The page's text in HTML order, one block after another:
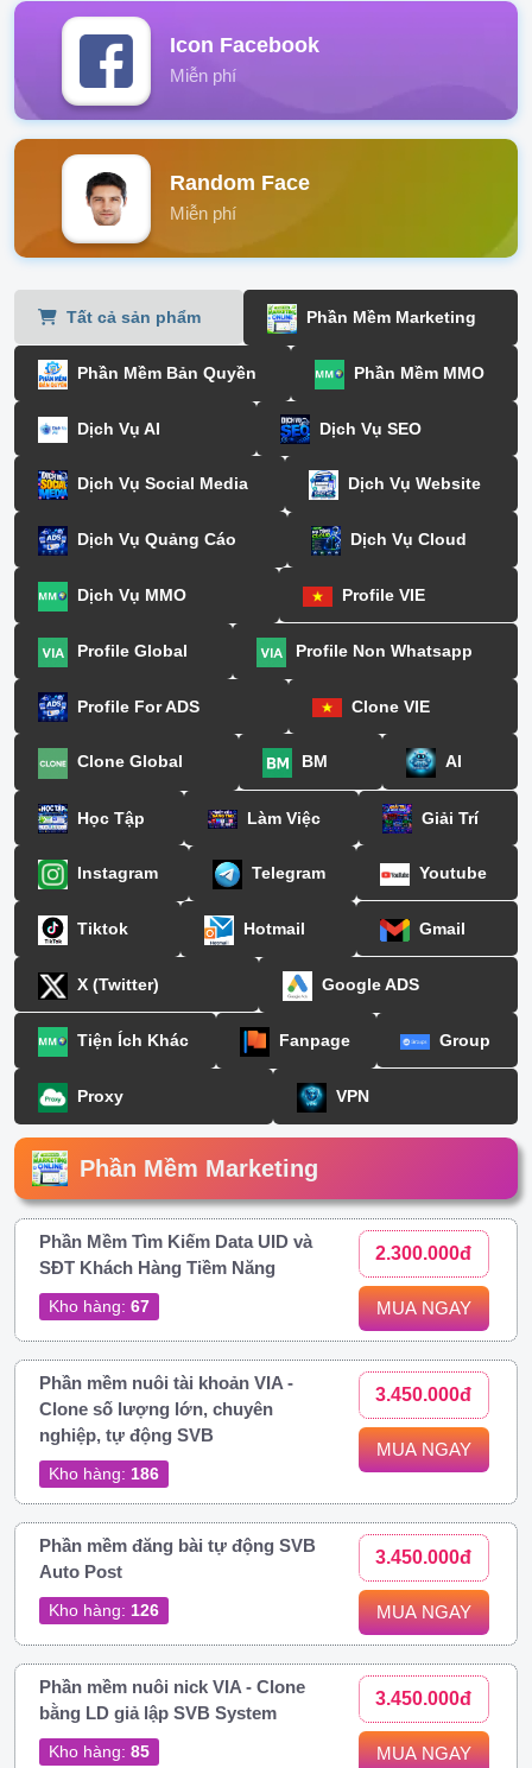
Icon Facebook
Miễn phí
Random Face
Miễn phí
Tất cả sản phẩm Phần Mềm Marketing
Phần Mềm Bản Quyền Phần Mềm MMO
Dịch Vụ AI Dịch Vụ SEO
Dịch Vụ Social Media Dịch Vụ Website
Dịch Vụ Quảng Cáo Dịch Vụ Cloud
Dịch Vụ MMO Profile VIE
Profile Global Profile Non Whatsapp
Profile For ADS Clone VIE
Clone Global BM AI
Học Tập Làm Việc Giải Trí
Instagram Telegram Youtube
Tiktok Hotmail Gmail
X (Twitter) Google ADS
Tiện Ích Khác Fanpage Group
Proxy VPN
Phần Mềm Marketing
Phần Mềm Tìm Kiếm Data UID và
SĐT Khách Hàng Tiềm Năng
Kho hàng: 67
2.300.000đ
MUA NGAY
Phần mềm nuôi tài khoản VIA -
Clone số lượng lớn, chuyên
nghiệp, tự động SVB
Kho hàng: 186
3.450.000đ
MUA NGAY
Phần mềm đăng bài tự động SVB
Auto Post
Kho hàng: 126
3.450.000đ
MUA NGAY
Phần mềm nuôi nick VIA - Clone
bằng LD giả lập SVB System
Kho hàng: 85
3.450.000đ
MUA NGAY